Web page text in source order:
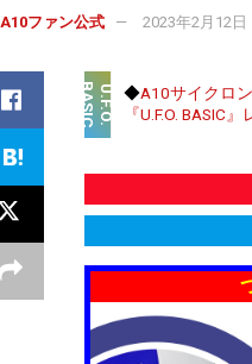
A10ファン公式 2023年2月12日
U
.
F
.
O
.
B
A
S
I
C ◆A10サイクロ
『U.F.O. BASIC